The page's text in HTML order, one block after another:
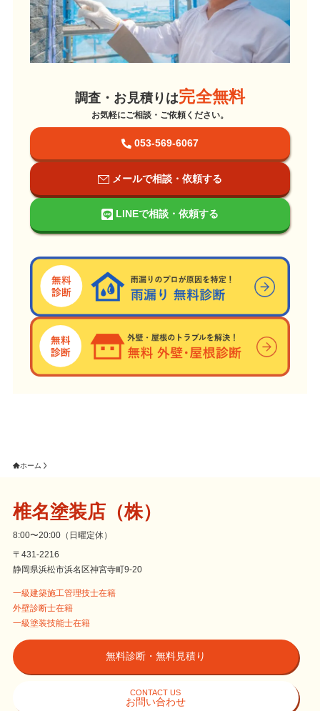
調査・お見積りは完全無料
お気軽にご相談・ご依頼ください。
053-569-6067
メールで相談・依頼する
LINEで相談・依頼する
ホーム
椎名塗装店（株）
8:00〜20:00（日曜定休）
〒431-2216
静岡県浜松市浜名区神宮寺町9-20
一級建築施工管理技士在籍
外壁診断士在籍
一級塗装技能士在籍
無料診断・無料見積り
CONTACT US
お問い合わせ